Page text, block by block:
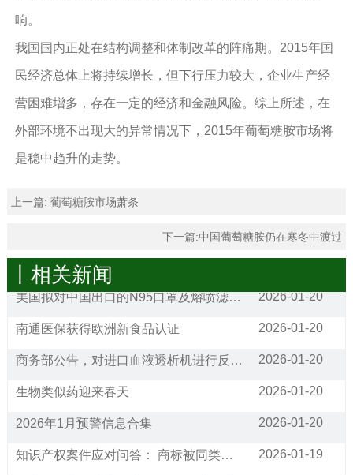
响。
我国国内正处在结构调整和体制改革的阵痛期。2015年国
民经济总体上将持续增长，但下行压力较大，企业生产经
营困难增多，存在一定的经济和金融风险。综上所述，在
外部环境不出现大的异常情况下，2015年葡萄糖胺市场将
是稳中趋升的走势。
上一篇: 葡萄糖胺市场萧条
下一篇:中国葡萄糖胺仍在寒冬中渡过
丨相关新闻
美国拟对中国出口的N95口罩及熔喷滤料发起双反调查 2026-01-20
南通医保获得欧洲新食品认证 2026-01-20
2026-01-20
生物类似药迎来春天 2026-01-20
2026年1月预警信息合集 2026-01-20
2026-01-19